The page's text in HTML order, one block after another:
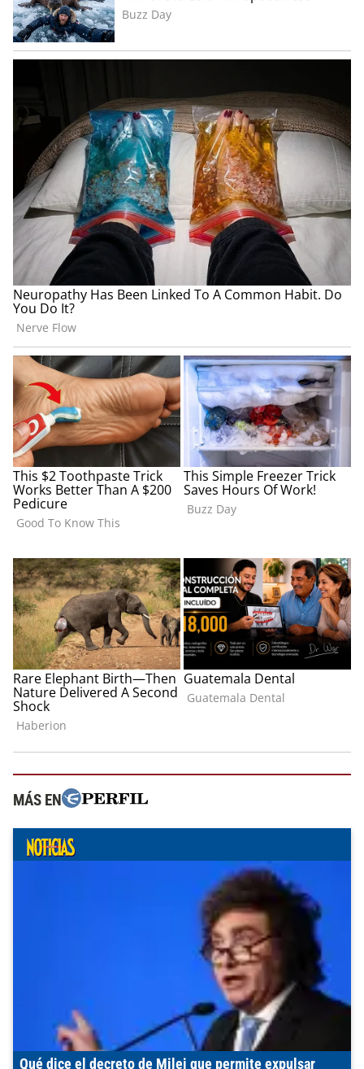
MÁS EN
Qué dice el decreto de Milei que permite expulsar